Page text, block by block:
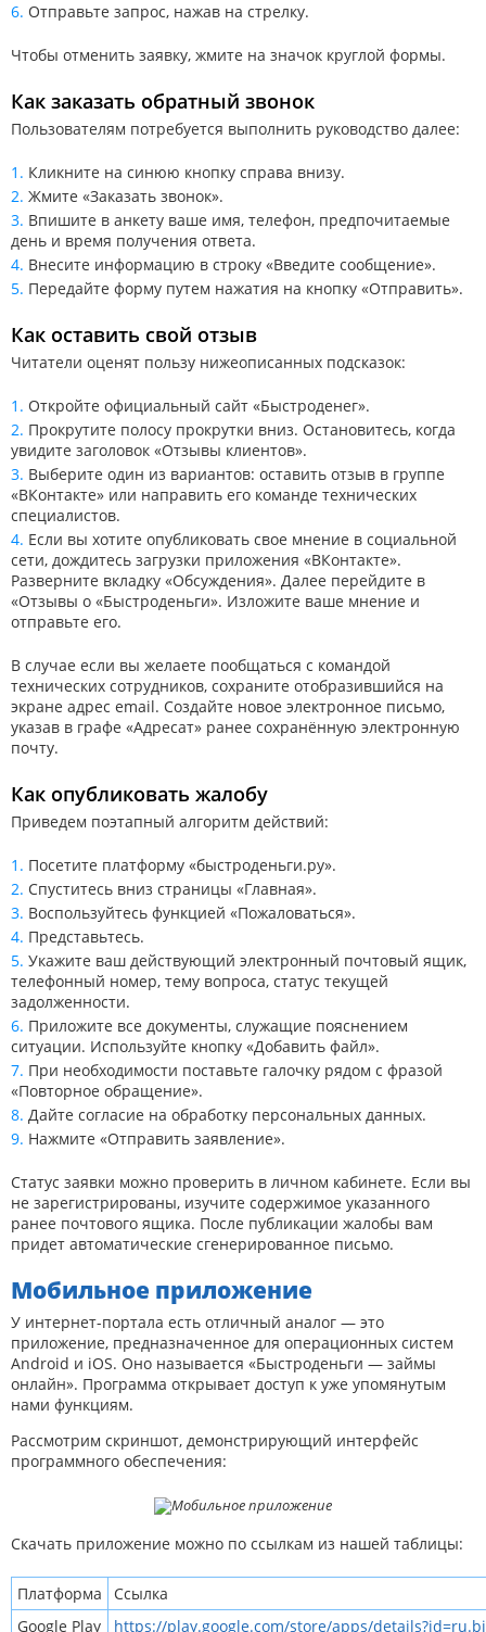
Отправьте запрос, нажав на стрелку.
Чтобы отменить заявку, жмите на значок круглой формы.
Как заказать обратный звонок
Пользователям потребуется выполнить руководство далее:
Кликните на синюю кнопку справа внизу.
Жмите «Заказать звонок».
Впишите в анкету ваше имя, телефон, предпочитаемые
день и время получения ответа.
Внесите информацию в строку «Введите сообщение».
Передайте форму путем нажатия на кнопку «Отправить».
Как оставить свой отзыв
Читатели оценят пользу нижеописанных подсказок:
Откройте официальный сайт «Быстроденег».
Прокрутите полосу прокрутки вниз. Остановитесь, когда
увидите заголовок «Отзывы клиентов».
Выберите один из вариантов: оставить отзыв в группе
«ВКонтакте» или направить его команде технических
специалистов.
Если вы хотите опубликовать свое мнение в социальной
сети, дождитесь загрузки приложения «ВКонтакте».
Разверните вкладку «Обсуждения». Далее перейдите в
«Отзывы о «Быстроденьги». Изложите ваше мнение и
отправьте его.
В случае если вы желаете пообщаться с командой
технических сотрудников, сохраните отобразившийся на
экране адрес email. Создайте новое электронное письмо,
указав в графе «Адресат» ранее сохранённую электронную
почту.
Как опубликовать жалобу
Приведем поэтапный алгоритм действий:
Посетите платформу «быстроденьги.ру».
Спуститесь вниз страницы «Главная».
Воспользуйтесь функцией «Пожаловаться».
Представьтесь.
Укажите ваш действующий электронный почтовый ящик,
телефонный номер, тему вопроса, статус текущей
задолженности.
Приложите все документы, служащие пояснением
ситуации. Используйте кнопку «Добавить файл».
При необходимости поставьте галочку рядом с фразой
«Повторное обращение».
Дайте согласие на обработку персональных данных.
Нажмите «Отправить заявление».
Статус заявки можно проверить в личном кабинете. Если вы
не зарегистрированы, изучите содержимое указанного
ранее почтового ящика. После публикации жалобы вам
придет автоматические сгенерированное письмо.
Мобильное приложение
У интернет-портала есть отличный аналог — это
приложение, предназначенное для операционных систем
Android и iOS. Оно называется «Быстроденьги — займы
онлайн». Программа открывает доступ к уже упомянутым
нами функциям.
Рассмотрим скриншот, демонстрирующий интерфейс
программного обеспечения:
Скачать приложение можно по ссылкам из нашей таблицы:
Платформа
Ссылка
Google Play
https://play.google.com/store/apps/